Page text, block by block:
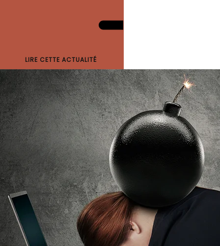
LIRE CETTE ACTUALITÉ